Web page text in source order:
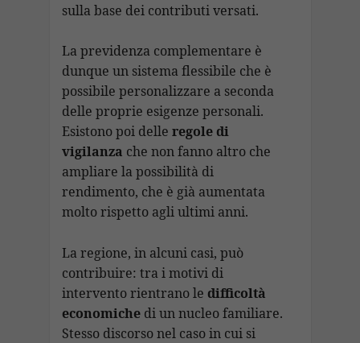
sulla base dei contributi versati.
La previdenza complementare è
dunque un sistema flessibile che è
possibile personalizzare a seconda
delle proprie esigenze personali.
Esistono poi delle regole di
vigilanza che non fanno altro che
ampliare la possibilità di
rendimento, che è già aumentata
molto rispetto agli ultimi anni.
La regione, in alcuni casi, può
contribuire: tra i motivi di
intervento rientrano le difficoltà
economiche di un nucleo familiare.
Stesso discorso nel caso in cui si